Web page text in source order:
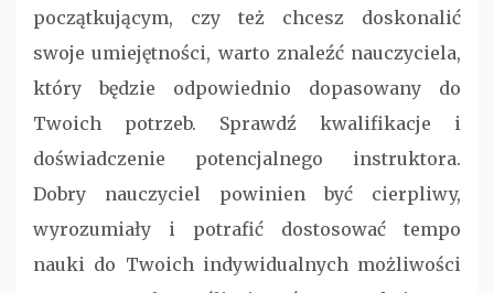
początkującym, czy też chcesz doskonalić
swoje umiejętności, warto znaleźć nauczyciela,
który będzie odpowiednio dopasowany do
Twoich potrzeb. Sprawdź kwalifikacje i
doświadczenie potencjalnego instruktora.
Dobry nauczyciel powinien być cierpliwy,
wyrozumiały i potrafić dostosować tempo
nauki do Twoich indywidualnych możliwości